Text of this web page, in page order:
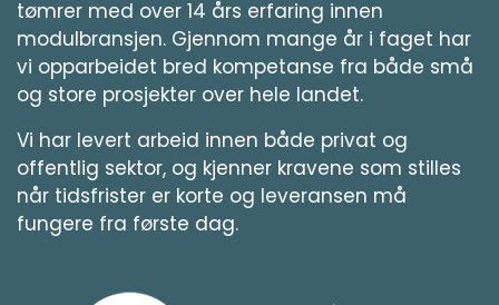
tømrer med over 14 års erfaring innen
modulbransjen. Gjennom mange år i faget har
vi opparbeidet bred kompetanse fra både små
og store prosjekter over hele landet.
Vi har levert arbeid innen både privat og
offentlig sektor, og kjenner kravene som stilles
når tidsfrister er korte og leveransen må
fungere fra første dag.